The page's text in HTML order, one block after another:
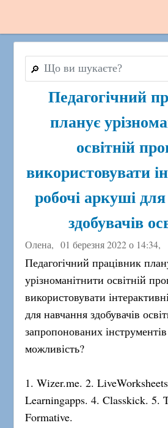
🔎
Педагогічний
планує
освітній
використовувати
робочі аркуші
здобувачів
Олена, 01 березня 2022 о 14:34,
Педагогічний працівник
урізноманітнити освітній
використовувати
для навчання здобувачів
запропонованих
можливість?
1. Wizer.me. 2.
Learningapps. 4. Classkick. 5.
Formative.